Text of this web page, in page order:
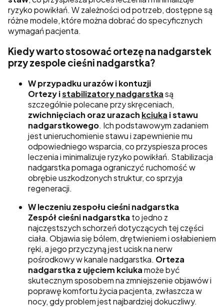
ryzyko powikłań. W zależności od potrzeb, dostępne są
różne modele, które można dobrać do specyficznych
wymagań pacjenta.
Kiedy warto stosować ortezę na nadgarstek
przy zespole cieśni nadgarstka?
W przypadku urazów i kontuzji
Ortezy istabilizatory nadgarstkasą
szczególnie polecane przy skręceniach,
zwichnięciach oraz urazach kciuka i stawu
nadgarstkowego. Ich podstawowym zadaniem
jest unieruchomienie stawu i zapewnienie mu
odpowiedniego wsparcia, co przyspiesza proces
leczenia i minimalizuje ryzyko powikłań. Stabilizacja
nadgarstka pomaga ograniczyć ruchomość w
obrębie uszkodzonych struktur, co sprzyja
regeneracji.
W leczeniu zespołu cieśni nadgarstka
Zespół cieśni nadgarstka to jedno z
najczęstszych schorzeń dotyczących tej części
ciała. Objawia się bólem, drętwieniem i osłabieniem
ręki, a jego przyczyną jest ucisk na nerw
pośrodkowy w kanale nadgarstka. Orteza
nadgarstka z ujęciem kciukamoże być
skutecznym sposobem na zmniejszenie objawów i
poprawę komfortu życia pacjenta, zwłaszcza w
nocy, gdy problem jest najbardziej dokuczliwy.